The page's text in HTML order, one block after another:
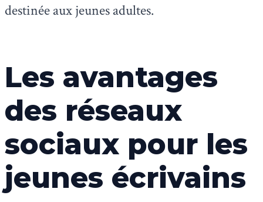
destinée aux jeunes adultes.
Les avantages
des réseaux
sociaux pour les
jeunes écrivains